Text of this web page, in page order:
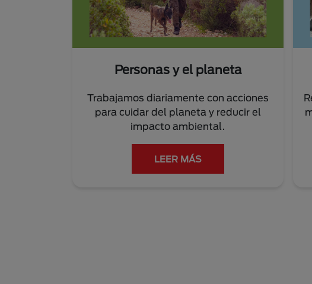
Personas y el planeta
Trabajamos diariamente con acciones
para cuidar del planeta y reducir el
impacto ambiental.
LEER MÁS